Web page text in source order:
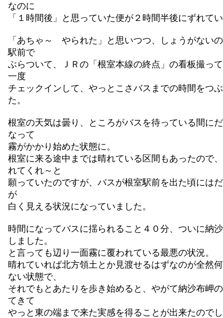
なのに
「１時間後」と思っていた便が２時間半後にずれて
「あちゃ～ やられた」と思いつつ、しょうがない
駅前で
ぶらついて、ＪＲの「根室本線の終点」の看板撮っ
一度
チェックインして、やっとこさバスまでの時間をつ
た。
根室の天気は曇り、ところがバスを待っている間に
なって
霧がかかり始めた状態に。
根室に来る途中までは晴れている区間もあったので
れてくれ～と
願っていたのですが、バスが根室駅前を出た頃には
が
白く見える状況になっていました。
時間になってバスに揺られること４０分、ついに納
しました。
と言っても辺り一面霧に覆われている最悪の状況。
晴れていれば北方領土とか見渡せるはずなのが全然
ない状態で、
それでもとあたりを歩き始めると、やがて納沙布岬
てきて
やっと東の端まで来た実感を得ることが出来たので